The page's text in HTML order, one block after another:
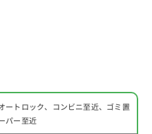
ートロック、コンビニ至近、ゴミ置
パー至近